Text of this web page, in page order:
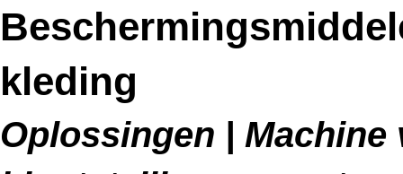
kleding
Oplossingen |